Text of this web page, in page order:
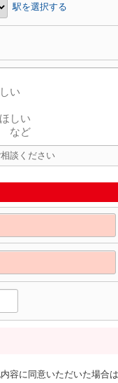
駅を選択する
談ください
容に同意いただいた場合